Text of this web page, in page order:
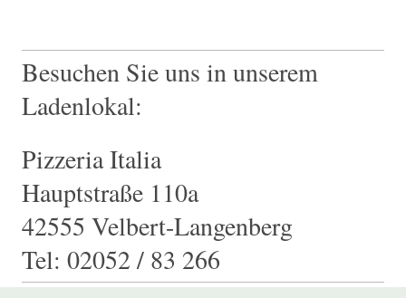
Besuchen Sie uns in unserem
Ladenlokal:
Pizzeria Italia
Hauptstraße 110a
42555 Velbert-Langenberg
Tel: 02052 / 83 266